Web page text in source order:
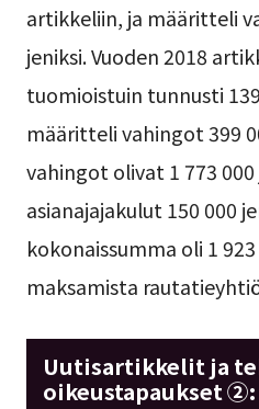
artikkeliin, ja määritteli
jeniksi. Vuoden 2018
tuomioistuin tunnusti
määritteli vahingot 399
vahingot olivat 1 773
asianajajakulut 150 000
kokonaissumma oli 1
maksamista
Uutisartikkelit ja
oikeustapaukset